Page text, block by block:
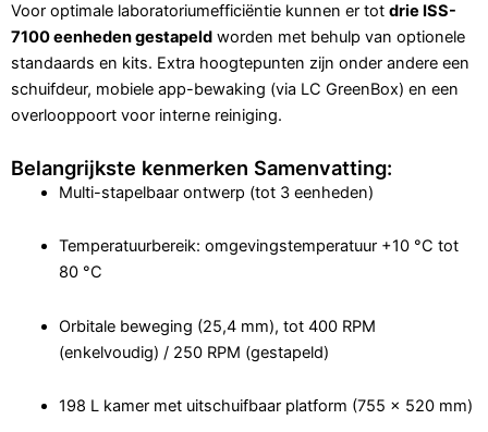
Voor optimale laboratoriumefficiëntie kunnen er tot drie ISS-
7100 eenheden gestapeld worden met behulp van optionele
standaards en kits. Extra hoogtepunten zijn onder andere een
schuifdeur, mobiele app-bewaking (via LC GreenBox) en een
overlooppoort voor interne reiniging.
Belangrijkste kenmerken Samenvatting:
Multi-stapelbaar ontwerp (tot 3 eenheden)
Temperatuurbereik: omgevingstemperatuur +10 °C tot
80 °C
Orbitale beweging (25,4 mm), tot 400 RPM
(enkelvoudig) / 250 RPM (gestapeld)
198 L kamer met uitschuifbaar platform (755 × 520 mm)